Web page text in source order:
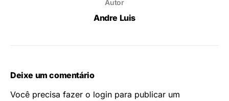
Autor
Andre Luis
Deixe um comentário
Você precisa fazer o login para publicar um